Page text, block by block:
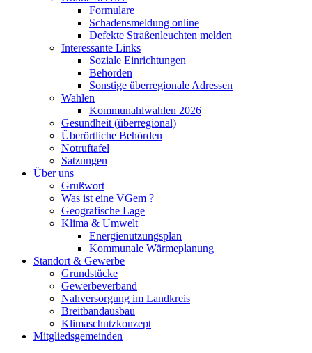
Formulare
Schadensmeldung online
Defekte Straßenleuchten melden
Interessante Links
Soziale Einrichtungen
Behörden
Sonstige überregionale Adressen
Wahlen
Kommunahlwahlen 2026
Gesundheit (überregional)
Überörtliche Behörden
Notruftafel
Satzungen
Über uns
Grußwort
Was ist eine VGem ?
Geografische Lage
Klima & Umwelt
Energienutzungsplan
Kommunale Wärmeplanung
Standort & Gewerbe
Grundstücke
Gewerbeverband
Nahversorgung im Landkreis
Breitbandausbau
Klimaschutzkonzept
Mitgliedsgemeinden